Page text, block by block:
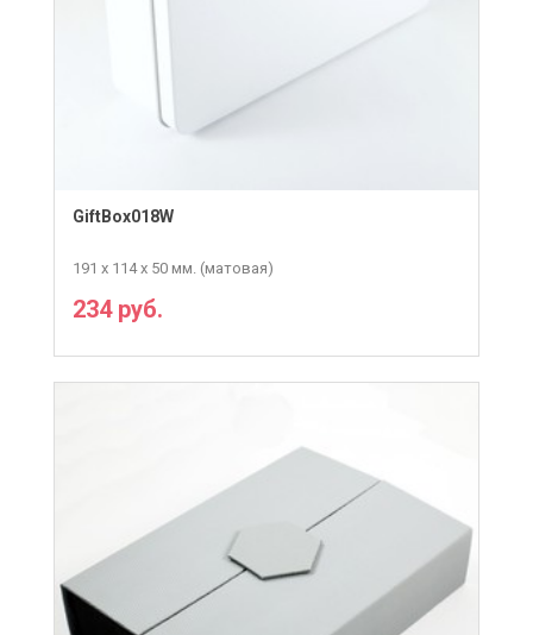
GiftBox018W
191 х 114 х 50 мм. (матовая)
234 руб.